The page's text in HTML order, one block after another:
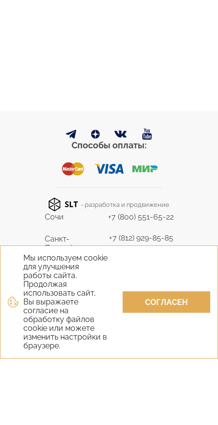
Мы используем cookie
для улучшения
работы сайта.
Продолжая
использовать сайт,
Вы выражаете
согласие на
обработку файлов
cookie или можете
изменить настройки в
браузере.
СОГЛАСЕН
Способы оплаты:
- разработка и продвижение
Сочи +7 (800) 551-65-22
Санкт-
Петербург
+7 (812) 929-85-85
9298585@bk.ru
Москва
Крым
+7 (978) 824-31-10
vernisage-c@mail.ru
Екатеринбург